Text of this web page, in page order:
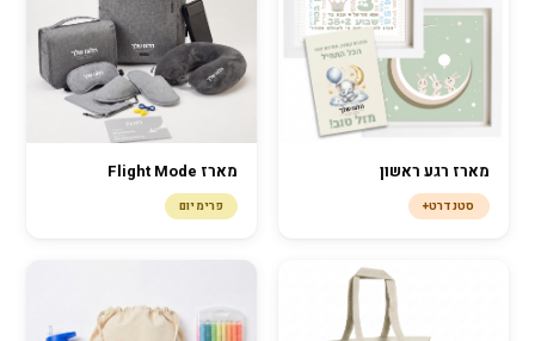
מארז רגע ראשון
סטנדרט+
מארז Flight Mode
פרימיום